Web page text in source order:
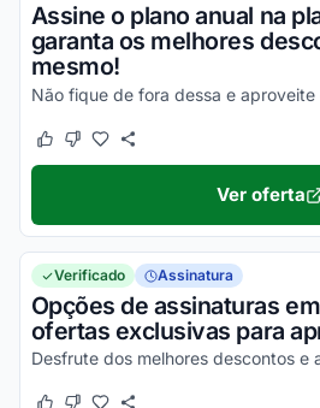
Assine o plano anual na
garanta os melhores
mesmo!
Este cupom funcionou
Este cupom não funcionou
Ver oferta
Verificado Assinatura
Opções de assinaturas
ofertas exclusivas para